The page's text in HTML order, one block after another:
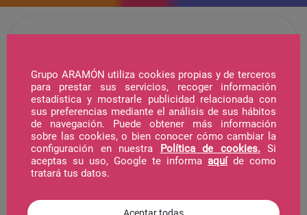
Grupo ARAMÓN utiliza cookies propias y de terceros
para prestar sus servicios, recoger información
estadística y mostrarle publicidad relacionada con
sus preferencias mediante el análisis de sus hábitos
de navegación. Puede obtener más información
sobre las cookies, o bien conocer cómo cambiar la
configuración en nuestra Política de cookies.Si
aceptas su uso, Google te informa aquíde como
tratará tus datos.
Hotel
Telecabina